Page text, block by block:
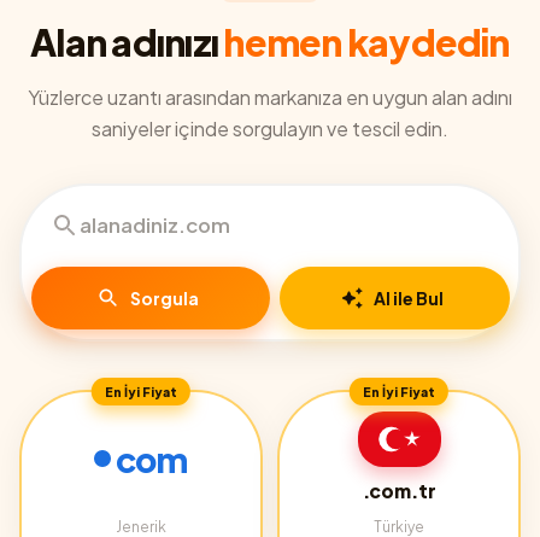
Alan adınızıhemen kaydedin
Yüzlerce uzantı arasından markanıza en uygun alan adını
saniyeler içinde sorgulayın ve tescil edin.
Sorgula AI ile Bul
En İyi Fiyat
com
Jenerik
En İyi Fiyat
.com.tr
Türkiye